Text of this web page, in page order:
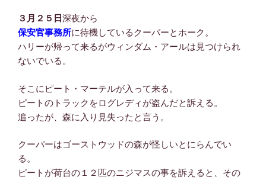
３月２５日深夜から
保安官事務所に待機しているクーパーとホーク。
ハリーが帰って来るがウィンダム・アールは見つけられ
ないでいる。
そこにピート・マーテルが入って来る。
ピートのトラックをログレディが盗んだと訴える。
追ったが、森に入り見失ったと言う。
クーパーはゴーストウッドの森が怪しいとにらんでい
る。
ピートが荷台の１２匹のニジマスの事を訴えると、その